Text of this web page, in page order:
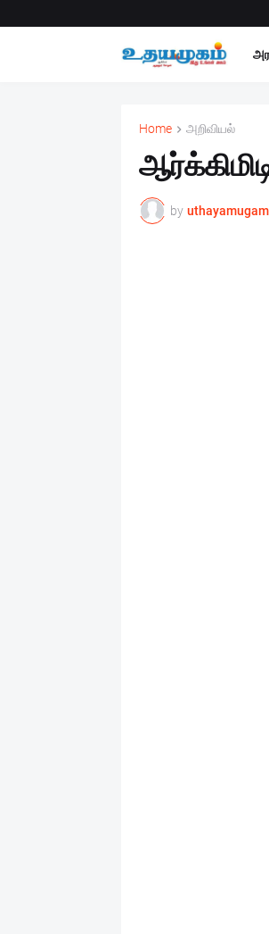
Home அறிவியல்
by uthayamugam